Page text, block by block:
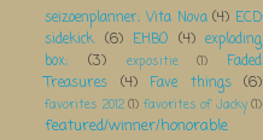
seizoenplanner; Vita Nova (4) ECD
sidekick (6) EHBO (4) exploding
box;
(3) expositie (1)
Faded
Treasures
(4) Fave things (6)
favorites 2012 (1) favorites of Jacky (1)
featured/winner/honorable